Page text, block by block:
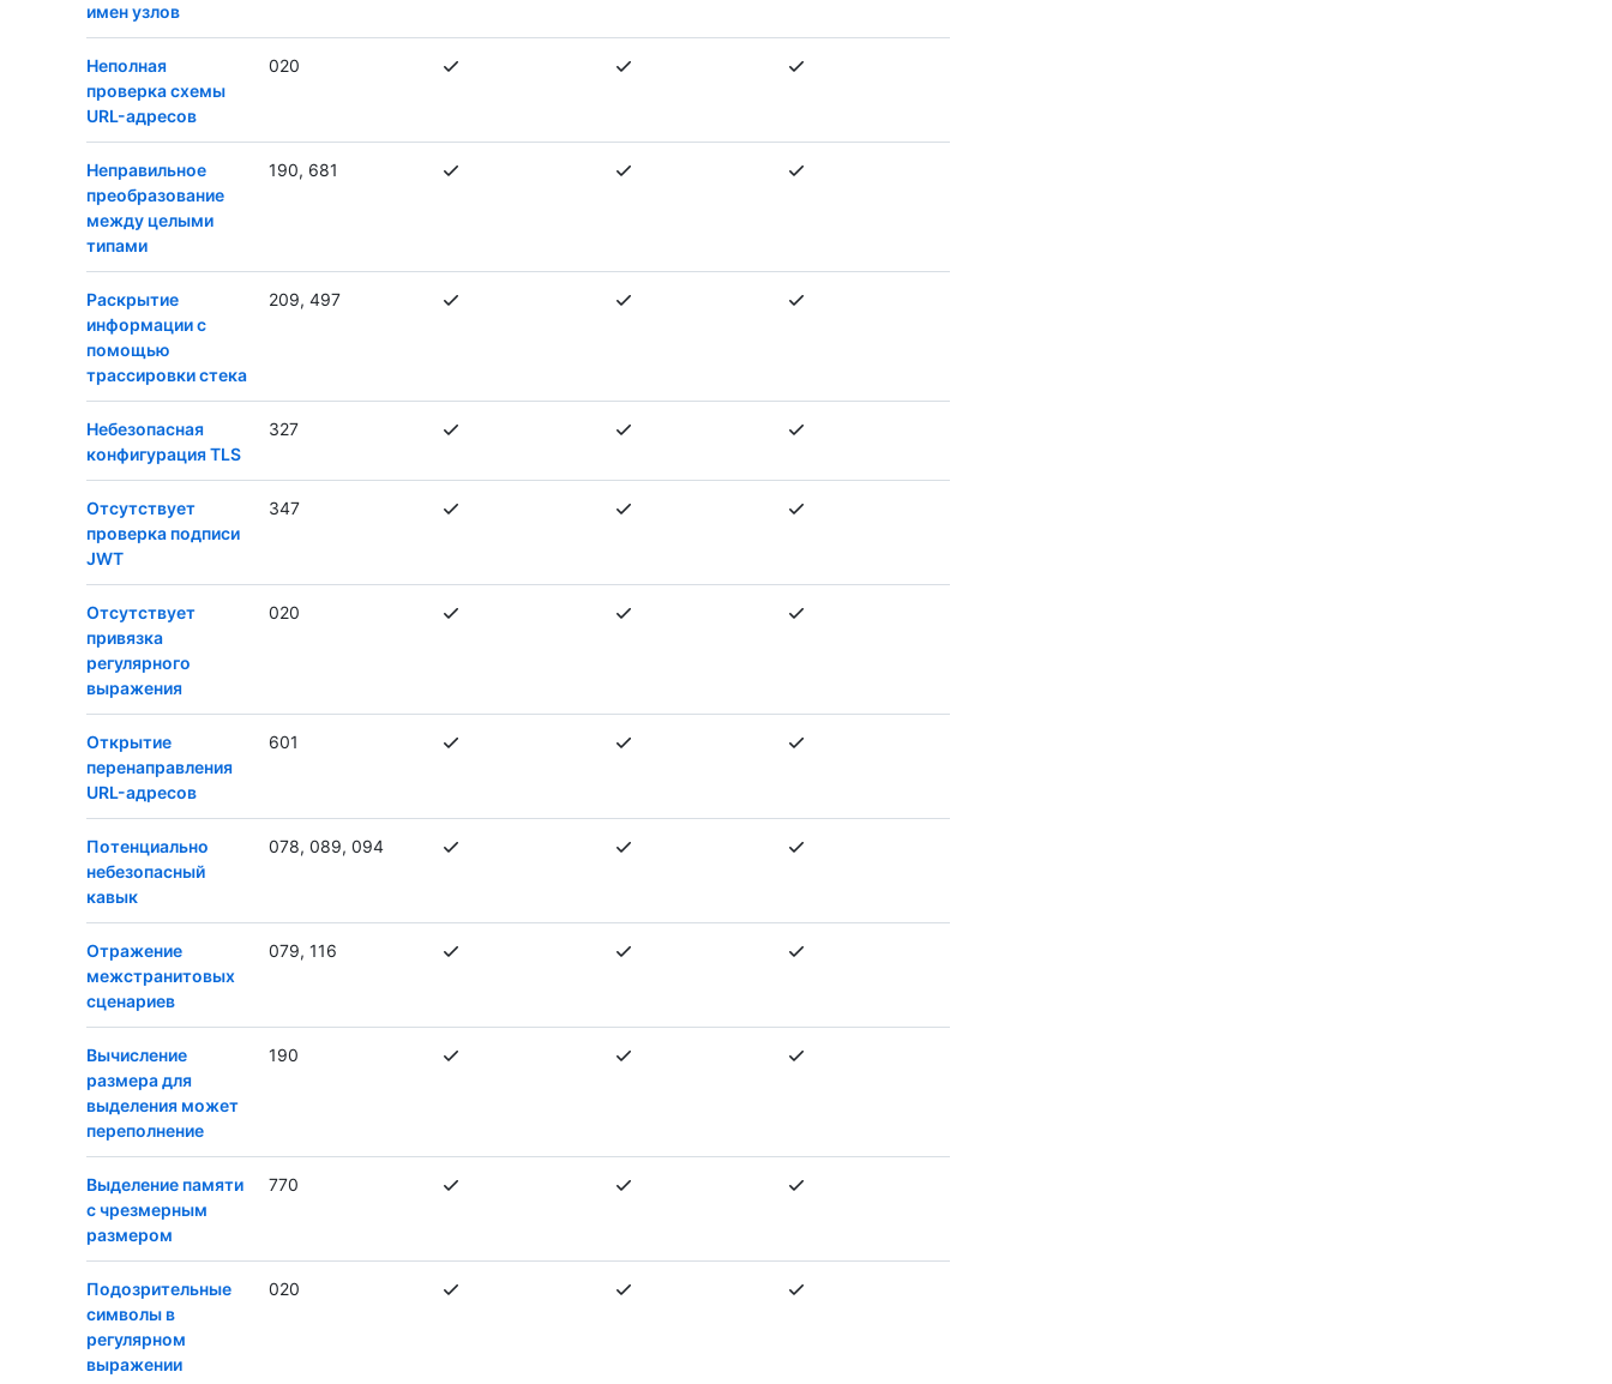
имен узлов
Неполная
проверка схемы
URL-адресов
020
Неправильное
преобразование
между целыми
типами
190, 681
Раскрытие
информации с
помощью
трассировки стека
209, 497
Небезопасная
конфигурация TLS
327
Отсутствует
проверка подписи
JWT
347
Отсутствует
привязка
регулярного
выражения
020
Открытие
перенаправления
URL-адресов
601
Потенциально
небезопасный
кавык
078, 089, 094
Отражение
межстранитовых
сценариев
079, 116
Вычисление
размера для
выделения может
переполнение
190
Выделение памяти
с чрезмерным
размером
770
Подозрительные
символы в
регулярном
выражении
020